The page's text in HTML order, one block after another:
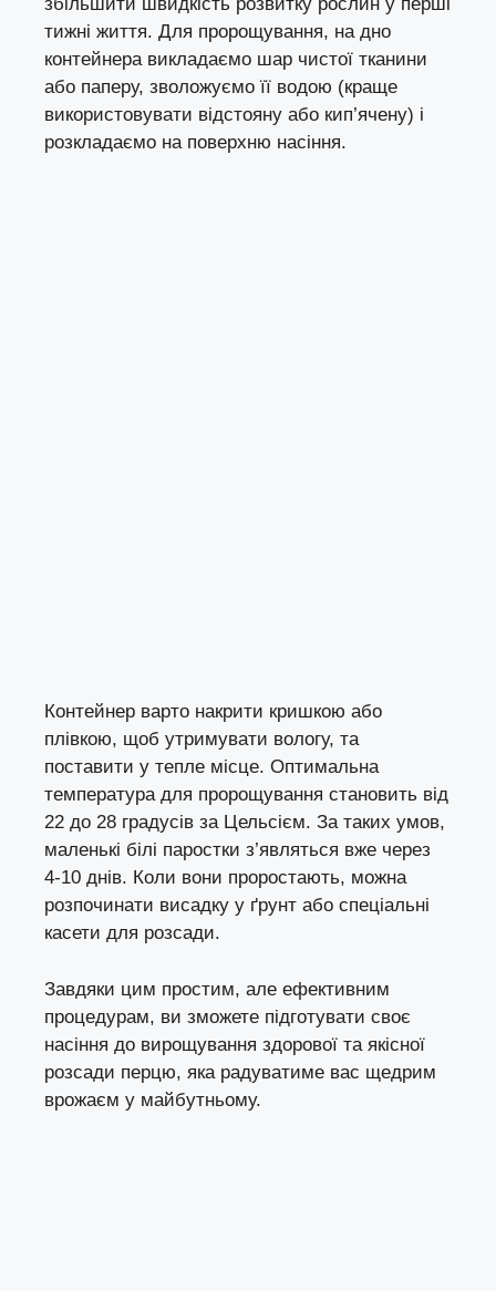
тижні життя. Для пророщування, на дно
контейнера викладаємо шар чистої тканини
або паперу, зволожуємо її водою (краще
використовувати відстояну або кип’ячену) і
розкладаємо на поверхню насіння.
Контейнер варто накрити кришкою або
плівкою, щоб утримувати вологу, та
поставити у тепле місце. Оптимальна
температура для пророщування становить від
22 до 28 градусів за Цельсієм. За таких умов,
маленькі білі паростки з’являться вже через
4-10 днів. Коли вони проростають, можна
розпочинати висадку у ґрунт або спеціальні
касети для розсади.
Завдяки цим простим, але ефективним
процедурам, ви зможете підготувати своє
насіння до вирощування здорової та якісної
розсади перцю, яка радуватиме вас щедрим
врожаєм у майбутньому.